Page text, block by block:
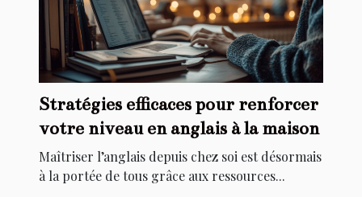
Stratégies efficaces pour renforcer
votre niveau en anglais à la maison
Maîtriser l’anglais depuis chez soi est désormais
à la portée de tous grâce aux ressources...